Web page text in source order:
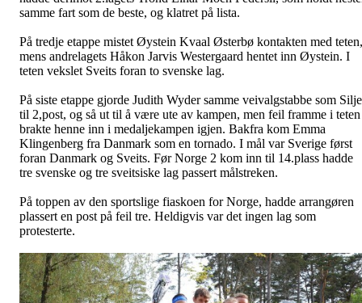
samme fart som de beste, og klatret på lista.
På tredje etappe mistet Øystein Kvaal Østerbø kontakten med teten,
mens andrelagets Håkon Jarvis Westergaard hentet inn Øystein. I
teten vekslet Sveits foran to svenske lag.
På siste etappe gjorde Judith Wyder samme veivalgstabbe som Silje
til 2,post, og så ut til å være ute av kampen, men feil framme i teten
brakte henne inn i medaljekampen igjen. Bakfra kom Emma
Klingenberg fra Danmark som en tornado. I mål var Sverige først
foran Danmark og Sveits. Før Norge 2 kom inn til 14.plass hadde
tre svenske og tre sveitsiske lag passert målstreken.
På toppen av den sportslige fiaskoen for Norge, hadde arrangøren
plassert en post på feil tre. Heldigvis var det ingen lag som
protesterte.